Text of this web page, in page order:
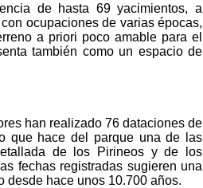
de hasta 69 yacimientos, a
ocupaciones de varias épocas,
a priori poco amable para el
también como un espacio de
han realizado 76 dataciones de
que hace del parque una de las
de los Pirineos y de los
fechas registradas sugieren una
desde hace unos 10.700 años.